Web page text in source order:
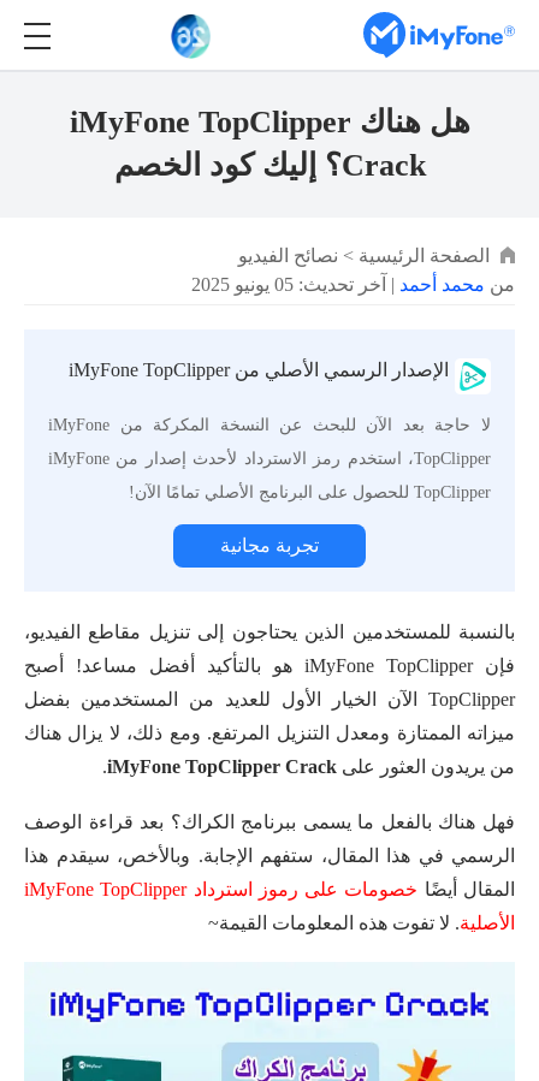
هل هناك iMyFone TopClipper
Crack؟ إليك كود الخصم
الصفحة الرئيسية > نصائح الفيديو
من محمد أحمد | آخر تحديث: 05 يونيو 2025
الإصدار الرسمي الأصلي من iMyFone TopClipper
لا حاجة بعد الآن للبحث عن النسخة المكركة من iMyFone
TopClipper، استخدم رمز الاسترداد لأحدث إصدار من iMyFone
TopClipper للحصول على البرنامج الأصلي تمامًا الآن!
تجربة مجانية
بالنسبة للمستخدمين الذين يحتاجون إلى تنزيل مقاطع الفيديو،
فإن iMyFone TopClipper هو بالتأكيد أفضل مساعد! أصبح
TopClipper الآن الخيار الأول للعديد من المستخدمين بفضل
ميزاته الممتازة ومعدل التنزيل المرتفع. ومع ذلك، لا يزال هناك
من يريدون العثور على iMyFone TopClipper Crack
.
فهل هناك بالفعل ما يسمى ببرنامج الكراك؟ بعد قراءة الوصف
الرسمي في هذا المقال، ستفهم الإجابة. وبالأخص، سيقدم هذا
المقال أيضًا
خصومات على رموز استرداد iMyFone TopClipper
الأصلية. لا تفوت هذه المعلومات القيمة~